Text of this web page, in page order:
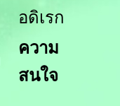
อดิเรก
ความ
สนใจ